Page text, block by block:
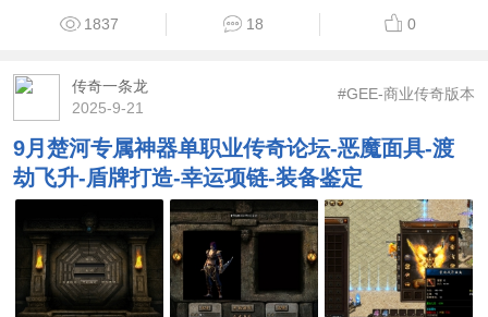
1837 18 0
传奇一条龙
2025-9-21
#GEE-商业传奇版本
9月楚河专属神器单职业传奇论坛-恶魔面具-渡
劫飞升-盾牌打造-幸运项链-装备鉴定